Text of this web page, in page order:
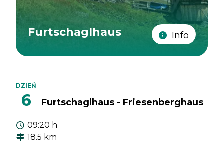
Furtschaglhaus Info
DZIEŃ
6 Furtschaglhaus - Friesenberghaus
09:20 h
18.5 km